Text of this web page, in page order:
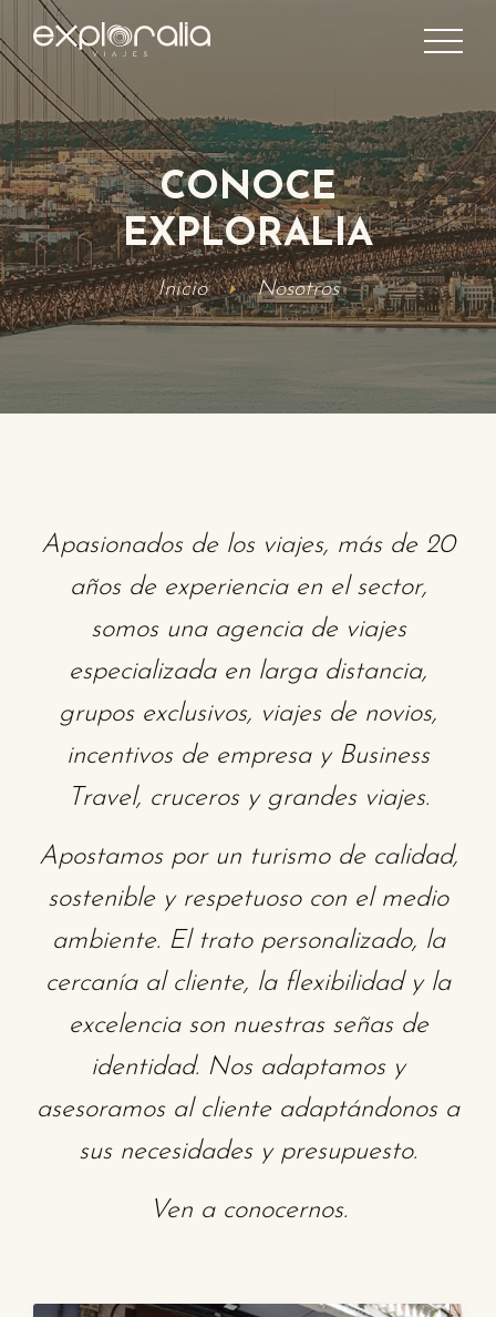
CONOCE
EXPLORALIA
Inicio Nosotros
Apasionados de los viajes, más de 20
años de experiencia en el sector,
somos una agencia de viajes
especializada en larga distancia,
grupos exclusivos, viajes de novios,
incentivos de empresa y Business
Travel, cruceros y grandes viajes.
Apostamos por un turismo de calidad,
sostenible y respetuoso con el medio
ambiente. El trato personalizado, la
cercanía al cliente, la flexibilidad y la
excelencia son nuestras señas de
identidad. Nos adaptamos y
asesoramos al cliente adaptándonos a
sus necesidades y presupuesto.
Ven a conocernos.